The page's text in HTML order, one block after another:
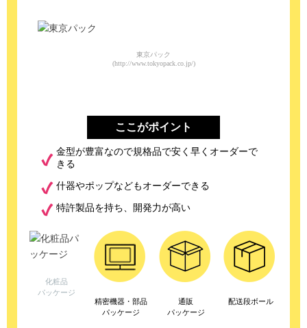
東京パック
(http://www.tokyopack.co.jp/)
ここがポイント
金型が豊富なので規格品で安く早くオーダーで
きる
什器やポップなどもオーダーできる
特許製品を持ち、開発力が高い
化粧品
パッケージ
精密機器・部品
パッケージ
通販
パッケージ
配送段ボール